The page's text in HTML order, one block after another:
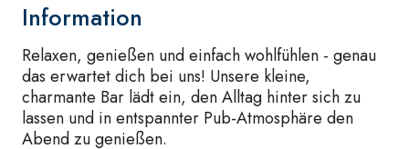
Information
Relaxen, genießen und einfach wohlfühlen - genau
das erwartet dich bei uns! Unsere kleine,
charmante Bar lädt ein, den Alltag hinter sich zu
lassen und in entspannter Pub-Atmosphäre den
Abend zu genießen.